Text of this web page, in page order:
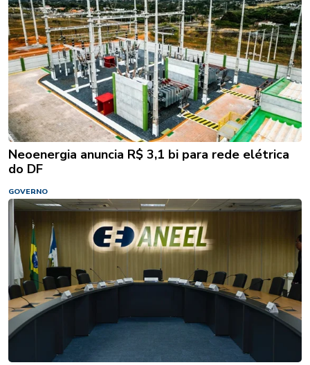
Neoenergia anuncia R$ 3,1 bi para rede elétrica
do DF
GOVERNO